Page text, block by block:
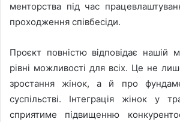
менторства під час
проходження співбесіди.
Проєкт повністю відповідає нашій
рівні можливості для всіх. Це не
зростання жінок, а й про
суспільстві. Інтеграція жінок у
сприятиме підвищенню